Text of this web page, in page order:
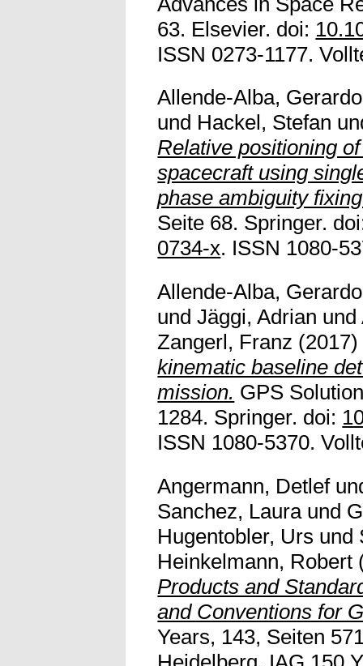
63. Elsevier. doi:
ISSN 0273-1177.
Allende-Alba, Gerardo
und Hackel, Stefan
Relative positioning
spacecraft using
phase ambiguity
Seite 68. Springer.
0734-x. ISSN 1080-
Allende-Alba, Gerardo
undJäggi, Adrian und
Zangerl, Franz
kinematic baseline
mission. GPS
1284. Springer. doi:
ISSN 1080-5370.
Angermann, Detlef
Sanchez, Lauraund
Hugentobler, Urs und
Heinkelmann, Robert
Products and
and Conventions for
Years, 143, Seiten